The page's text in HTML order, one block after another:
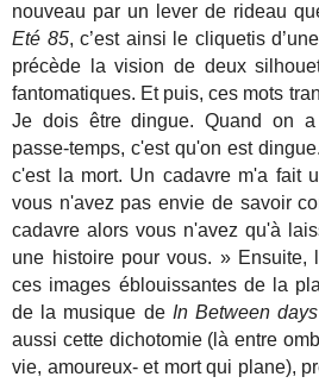
nouveau par un lever de rideau
Eté 85, c’est ainsi le cliquetis
précède la vision de deux
fantomatiques. Et puis, ces mots
Je dois être dingue. Quand on
passe-temps, c'est qu'on est
c'est la mort. Un cadavre m'a fait
vous n'avez pas envie de savoir
cadavre alors vous n'avez qu'à
une histoire pour vous. » Ensuite,
ces images éblouissantes de la
de la musique de In Between days
aussi cette dichotomie (là entre
vie, amoureux- et mort qui plane),